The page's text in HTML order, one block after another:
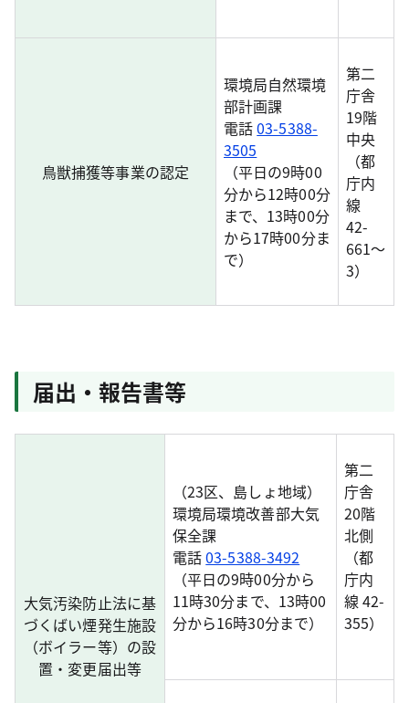
鳥獣捕獲等事業の認定
環境局自然環境
部計画課
電話03-5388-
3505
（平日の9時00
分から12時00分
まで、13時00分
から17時00分ま
で）
第二
庁舎
19階
中央
（都
庁内
線
42-
661～
3）
届出・報告書等
大気汚染防止法に基
づくばい煙発生施設
（ボイラー等）の設
置・変更届出等
（23区、島しょ地域）
環境局環境改善部大気
保全課
電話03-5388-3492
（平日の9時00分から
11時30分まで、13時00
分から16時30分まで）
第二
庁舎
20階
北側
（都
庁内
線 42-
355）